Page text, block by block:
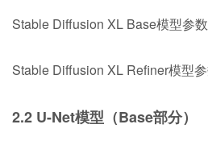
Stable Diffusion XL Base模型参数
Stable Diffusion XL Refiner模型参
2.2 U-Net模型（Base部分）